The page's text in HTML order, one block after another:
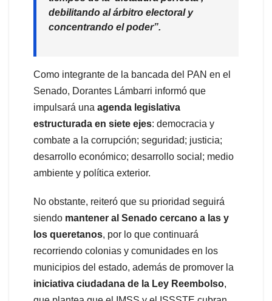
debilitando al árbitro electoral y
concentrando el poder”.
Como integrante de la bancada del PAN en el
Senado, Dorantes Lámbarri informó que
impulsará una agenda legislativa
estructurada en siete ejes: democracia y
combate a la corrupción; seguridad; justicia;
desarrollo económico; desarrollo social; medio
ambiente y política exterior.
No obstante, reiteró que su prioridad seguirá
siendo mantener al Senado cercano a las y
los queretanos, por lo que continuará
recorriendo colonias y comunidades en los
municipios del estado, además de promover la
iniciativa ciudadana de la Ley Reembolso,